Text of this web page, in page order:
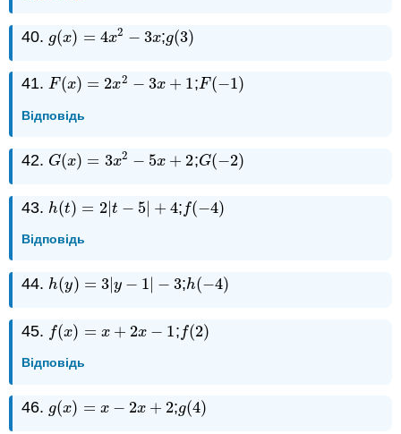
40. g(x) = 4x2 − 3x
g(x)=4 x2−3x ;g(3)
g(3)
41.F(x) = 2x2 − 3x + 1
F(x)= 2x 2−3 x+1 ;F(−1)
F(−1)
Відповідь
42. G(x) = 3x2 − 5x + 2
G(x)=3 x2−5x+2 ;G(−2)
G(−2)
43. h(t) = 2|t − 5| + 4
h(t)=2| t− 5 |+ 4 ; f(−4)
f(−4)
Відповідь
44. h(y) = 3| y − 1 − 3
h(y)=3| y−1|− 3 ;h(−4)
h(−4)
45. f(x) = x + 2x − 1
f(x)= x+ 2x− 1 ; f(2)
f(2)
Відповідь
46. g(x) = x − 2x + 2
g(x)=x−2 x+2 ;g(4)
g(4)